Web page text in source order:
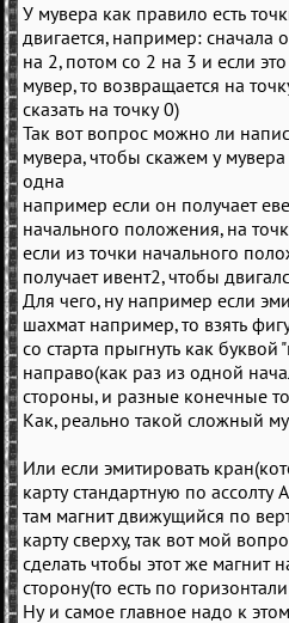
У мувера как правило есть
двигается, например: сначала
на 2, потом со 2 на 3 и если
мувер, то возвращается на
сказать на точку 0)
Так вот вопрос можно ли
мувера, чтобы скажем у
одна
например если он получает
начального положения, на
если из точки начального
получает ивент2, чтобы
Для чего, ну например если
шахмат например, то взять
со старта прыгнуть как буквой
направо(как раз из одной
стороны, и разные конечные
Как, реально такой сложный
Или если эмитировать
карту стандартную по ассолту
там магнит движущийся по
карту сверху, так вот мой
сделать чтобы этот же магнит
сторону(то есть по
Ну и самое главное надо к